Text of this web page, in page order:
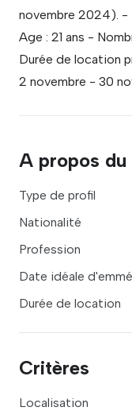
novembre 2024). -
Age : 21 ans -
Durée de location
2 novembre - 30
A propos
Type de profil
Nationalité
Profession
Date idéale
Durée de location
Critères
Localisation